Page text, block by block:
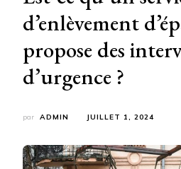
d’enlèvement
propose des
d’urgence ?
par ADMIN JUILLET 1, 2024